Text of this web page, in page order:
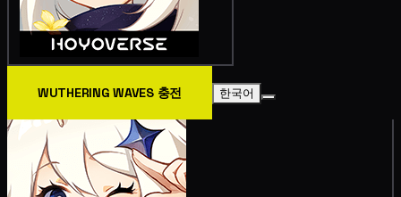
WUTHERING WAVES 충전 한국어